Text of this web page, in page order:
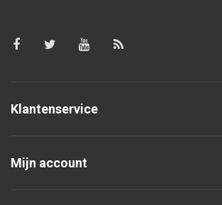
Klantenservice
Mijn account